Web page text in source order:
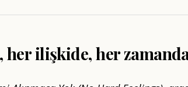
ilişkide, her